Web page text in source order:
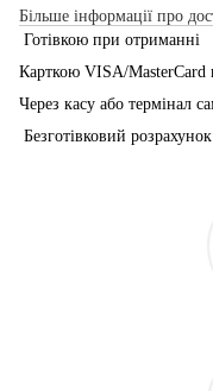
Більше інформації про
Готівкою при отриманні
Карткою VISA/
Через касу або термінал
Безготівковий розрахунок